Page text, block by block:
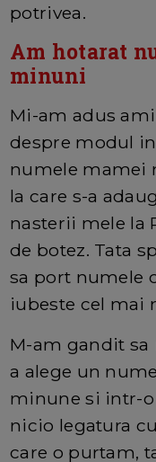
potrivea.
Am hotarat
minuni
Mi-am adus
despre modul
numele mamei
la care s-a
nasterii mele la
de botez. Tata
sa port numele
iubeste cel mai
M-am gandit
a alege un
minune si intr-o
nicio legatura
care o purtam,